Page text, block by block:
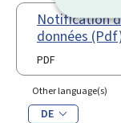
Notification
données
PDF
Other language(s)
DE